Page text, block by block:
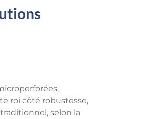
roi côté robustesse,
selon la